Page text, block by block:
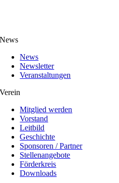
News
News
Newsletter
Veranstaltungen
Verein
Mitglied werden
Vorstand
Leitbild
Geschichte
Sponsoren / Partner
Stellenangebote
Förderkreis
Downloads